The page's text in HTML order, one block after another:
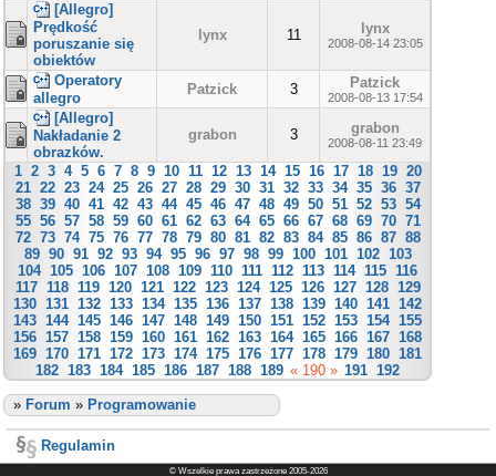
[Allegro]
Prędkość
poruszanie się
obiektów
lynx 11 lynx
2008-08-14 23:05
Operatory
allegro
Patzick 3 Patzick
2008-08-13 17:54
[Allegro]
Nakładanie 2
obrazków.
grabon 3 grabon
2008-08-11 23:49
1 2 3 4 5 6 7 8 9 10 11 12 13 14 15 16 17 18 19 20
21 22 23 24 25 26 27 28 29 30 31 32 33 34 35 36 37
38 39 40 41 42 43 44 45 46 47 48 49 50 51 52 53 54
55 56 57 58 59 60 61 62 63 64 65 66 67 68 69 70 71
72 73 74 75 76 77 78 79 80 81 82 83 84 85 86 87 88
89 90 91 92 93 94 95 96 97 98 99 100 101 102 103
104 105 106 107 108 109 110 111 112 113 114 115 116
117 118 119 120 121 122 123 124 125 126 127 128 129
130 131 132 133 134 135 136 137 138 139 140 141 142
143 144 145 146 147 148 149 150 151 152 153 154 155
156 157 158 159 160 161 162 163 164 165 166 167 168
169 170 171 172 173 174 175 176 177 178 179 180 181
182 183 184 185 186 187 188 189 « 190 » 191 192
» Forum » Programowanie
Regulamin
© Wszelkie prawa zastrzeżone 2005-2026